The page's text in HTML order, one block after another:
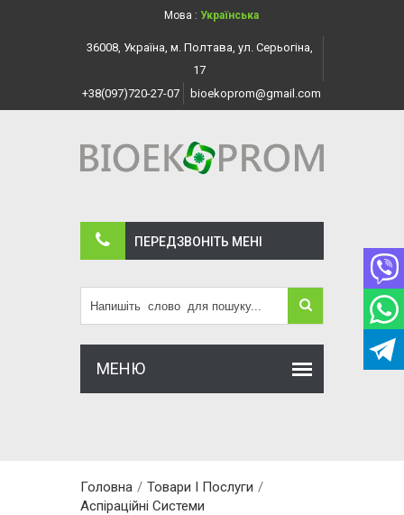
Мова : Українська
36008, Україна, м. Полтава, ул. Серьогіна,
17
+38(097)720-27-07
bioekoprom@gmail.com
ПЕРЕДЗВОНІТЬ МЕНI
МЕНЮ
Головна / Товари І Послуги /
Аспіраційні Системи